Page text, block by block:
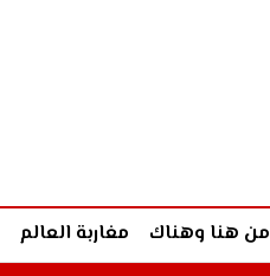
من هنا وهناك مغاربة العالم